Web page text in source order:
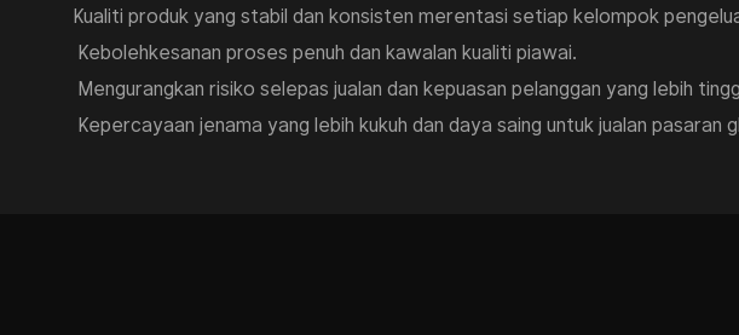
Kualiti produk yang stabil dan konsisten merentasi setiap kelompok
Kebolehkesanan proses penuh dan kawalan kualiti piawai.
Mengurangkan risiko selepas jualan dan kepuasan pelanggan yang lebih
Kepercayaan jenama yang lebih kukuh dan daya saing untuk jualan pasaran